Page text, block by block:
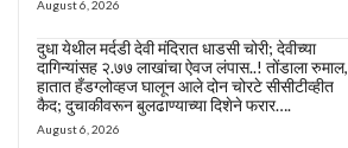
August 6, 2026
दुधा येथील मर्दडी देवी मंदिरात धाडसी चोरी; देवीच्या
दागिन्यांसह २.७७ लाखांचा ऐवज लंपास..! तोंडाला रुमाल,
हातात हँडग्लोव्हज घालून आले दोन चोरटे सीसीटीव्हीत
कैद; दुचाकीवरून बुलढाण्याच्या दिशेने फरार….
August 6, 2026